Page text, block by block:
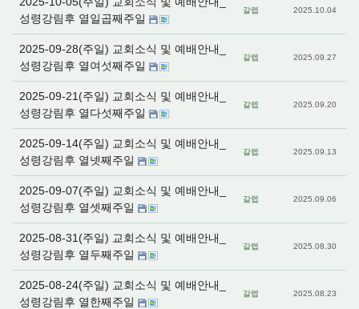
성령강림후 열일곱째주일
갈렙 2025.10.04
2025-09-28(주일) 교회소식 및 예배안내_
성령강림후 열여섯째주일
갈렙 2025.09.27
2025-09-21(주일) 교회소식 및 예배안내_
성령강림후 열다섯째주일
갈렙 2025.09.20
2025-09-14(주일) 교회소식 및 예배안내_
성령강림후 열넷째주일
갈렙 2025.09.13
2025-09-07(주일) 교회소식 및 예배안내_
성령강림후 열셋째주일
갈렙 2025.09.06
2025-08-31(주일) 교회소식 및 예배안내_
성령강림후 열두째주일
갈렙 2025.08.30
2025-08-24(주일) 교회소식 및 예배안내_
성령강림후 열한째주일
갈렙 2025.08.23